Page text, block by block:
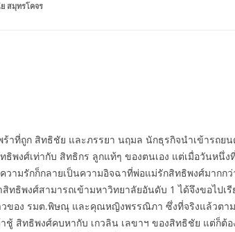
สมุทรโคจร
ร้าที่ถูก สิทธิชัย และภรรยา นฤมล นักธุรกิจนำเข้ารถย
ทธิพงศ์เท่ากับ สิทธิกร ลูกแท้ๆ ของตนเอง แต่เมื่อวันหนึ่
วามรักก็กลายเป็นความอิจฉาที่พ่อแม่รักสิทธิพงศ์มากกว่
สิทธิพงศ์สามารถเข้ามหาวิทยาลัยอันดับ 1 ได้จึงขอไป
วของ รมต.พิษณุ และคุณหญิงพรรณิภา ซึ่งที่จริงแล้วตาม
ชู้ สิทธิพงศ์คบหากับ เกวลิน เลขาฯ ของสิทธิชัย แต่ก็ต้